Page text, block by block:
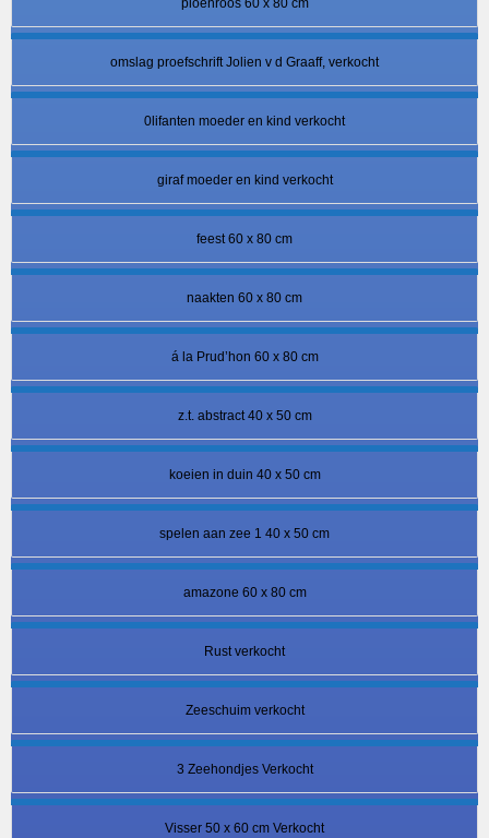
pioenroos 60 x 80 cm
omslag proefschrift Jolien v d Graaff, verkocht
0lifanten moeder en kind verkocht
giraf moeder en kind verkocht
feest 60 x 80 cm
naakten 60 x 80 cm
á la Prud’hon 60 x 80 cm
z.t. abstract 40 x 50 cm
koeien in duin 40 x 50 cm
spelen aan zee 1 40 x 50 cm
amazone 60 x 80 cm
Rust verkocht
Zeeschuim verkocht
3 Zeehondjes Verkocht
Visser 50 x 60 cm Verkocht